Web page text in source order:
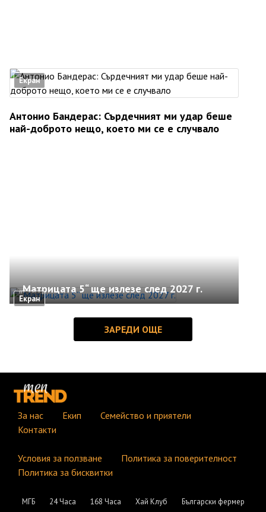
Екран
Антонио Бандерас: Сърдечният ми удар беше
най-доброто нещо, което ми се е случвало
Екран
„Матрицата 5“ ще излезе след 2027 г.
За нас Екип
Семейство и приятели
Контакти
Условия за ползване
Политика за поверителност
Политика за бисквитки
МГБ 24 Часа 168 Часа Хай Клуб
Български фермер